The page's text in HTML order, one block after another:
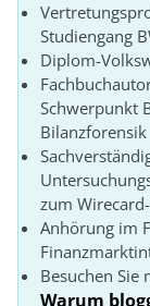
Studiengang
Diplom-
Schwerpunkt
Bilanzforensik
zum
Anhörung im
Besuchen
Warum